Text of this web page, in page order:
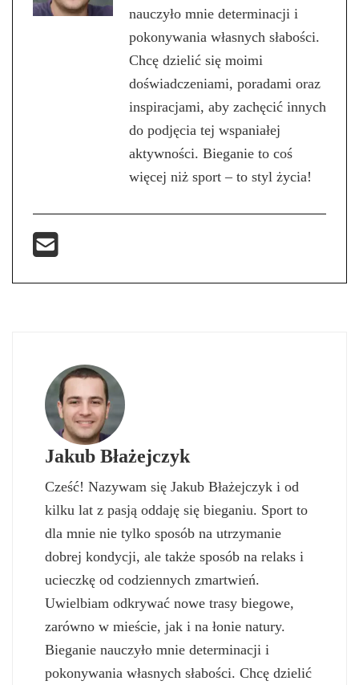
nauczyło mnie determinacji i
pokonywania własnych słabości.
Chcę dzielić się moimi
doświadczeniami, poradami oraz
inspiracjami, aby zachęcić innych
do podjęcia tej wspaniałej
aktywności. Bieganie to coś
więcej niż sport – to styl życia!
Jakub Błażejczyk
Cześć! Nazywam się Jakub Błażejczyk i od
kilku lat z pasją oddaję się bieganiu. Sport to
dla mnie nie tylko sposób na utrzymanie
dobrej kondycji, ale także sposób na relaks i
ucieczkę od codziennych zmartwień.
Uwielbiam odkrywać nowe trasy biegowe,
zarówno w mieście, jak i na łonie natury.
Bieganie nauczyło mnie determinacji i
pokonywania własnych słabości. Chcę dzielić